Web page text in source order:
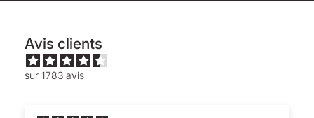
Avis clients
sur 1783 avis